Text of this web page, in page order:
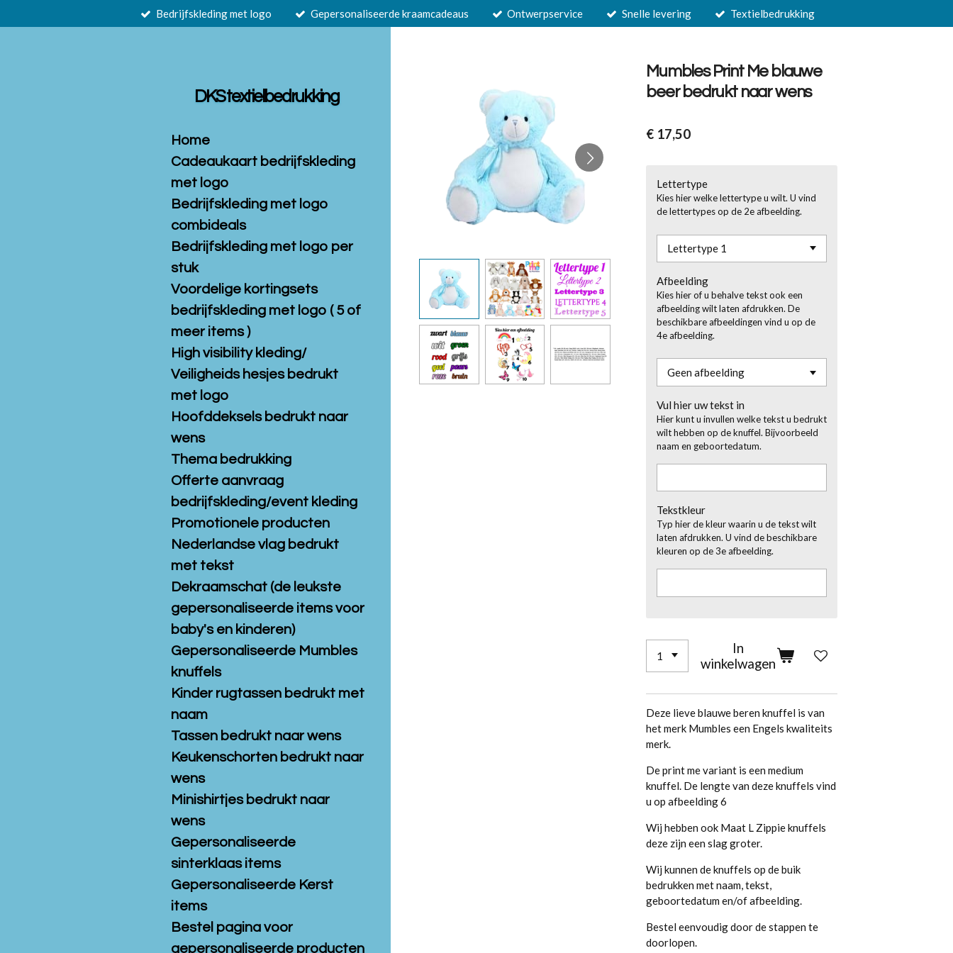
direct
Bedrijfskleding met logo Gepersonaliseerde kraamcadeaus Ontwerpservice Snelle levering Textielbedrukking
Mumbles Print Me blauwe
beer bedrukt naar wens
€ 17,50
Lettertype
Kies hier welke lettertype u wilt. U vind
de lettertypes op de 2e afbeelding.
Afbeelding
Kies hier of u behalve tekst ook een
afbeelding wilt laten afdrukken. De
beschikbare afbeeldingen vind u op de
4e afbeelding.
Vul hier uw tekst in
Hier kunt u invullen welke tekst u bedrukt
wilt hebben op de knuffel. Bijvoorbeeld
naam en geboortedatum.
Tekstkleur
Typ hier de kleur waarin u de tekst wilt
laten afdrukken. U vind de beschikbare
kleuren op de 3e afbeelding.
In
winkelwagen
Deze lieve blauwe beren knuffel is van
het merk Mumbles een Engels kwaliteits
merk.
De print me variant is een medium
knuffel. De lengte van deze knuffels vind
u op afbeelding 6
Wij hebben ook Maat L Zippie knuffels
deze zijn een slag groter.
Wij kunnen de knuffels op de buik
bedrukken met naam, tekst,
geboortedatum en/of afbeelding.
Bestel eenvoudig door de stappen te
doorlopen.
DKS textielbedrukking
Home
Cadeaukaart bedrijfskleding
met logo
Bedrijfskleding met logo
combideals
Bedrijfskleding met logo per
stuk
Voordelige kortingsets
bedrijfskleding met logo ( 5 of
meer items )
High visibility kleding/
Veiligheids hesjes bedrukt
met logo
Hoofddeksels bedrukt naar
wens
Thema bedrukking
Offerte aanvraag
bedrijfskleding/event kleding
Promotionele producten
Nederlandse vlag bedrukt
met tekst
Dekraamschat (de leukste
gepersonaliseerde items voor
baby's en kinderen)
Gepersonaliseerde Mumbles
knuffels
Kinder rugtassen bedrukt met
naam
Tassen bedrukt naar wens
Keukenschorten bedrukt naar
wens
Minishirtjes bedrukt naar
wens
Gepersonaliseerde
sinterklaas items
Gepersonaliseerde Kerst
items
Bestel pagina voor
gepersonaliseerde producten